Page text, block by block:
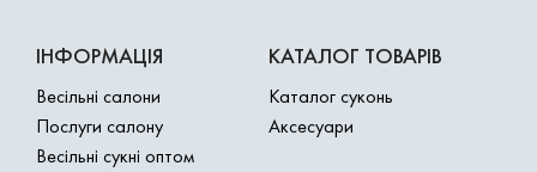
ІНФОРМАЦІЯ
Весільні салони
Послуги салону
Весільні сукні оптом
КАТАЛОГ ТОВАРІВ
Каталог суконь
Аксесуари